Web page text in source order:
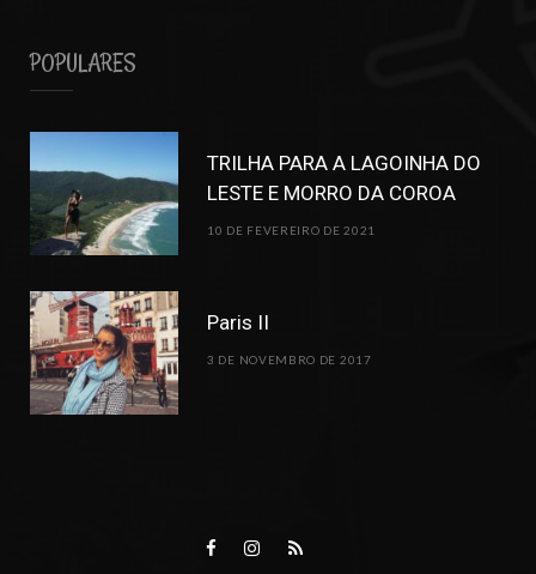
POPULARES
TRILHA PARA A LAGOINHA DO
LESTE E MORRO DA COROA
10 DE FEVEREIRO DE 2021
Paris II
3 DE NOVEMBRO DE 2017